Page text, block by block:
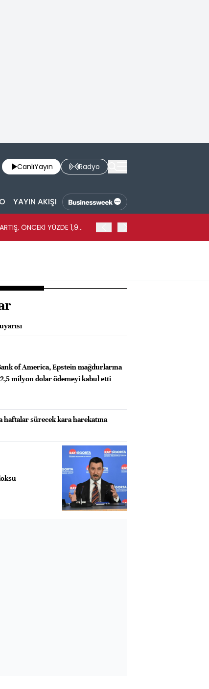
CanlıYayın Radyo
YAYIN AKIŞI
ÖNCEKİ YÜZDE 1,9
of America, Epstein mağdurlarına
milyon dolar ödemeyi kabul etti
haftalar sürecek kara harekatına